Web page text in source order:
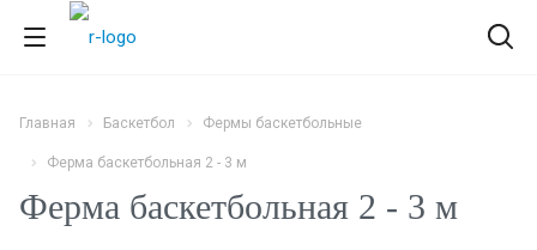
Главная Баскетбол Фермы баскетбольные
Ферма баскетбольная 2 - 3 м
Ферма баскетбольная 2 - 3 м